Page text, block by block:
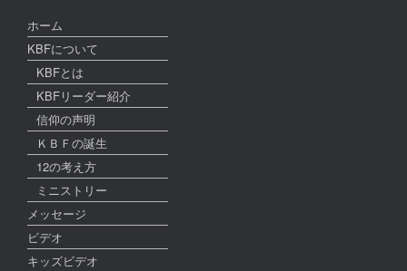
ホーム
KBFについて
KBFとは
KBFリーダー紹介
信仰の声明
ＫＢＦの誕生
12の考え方
ミニストリー
メッセージ
ビデオ
キッズビデオ